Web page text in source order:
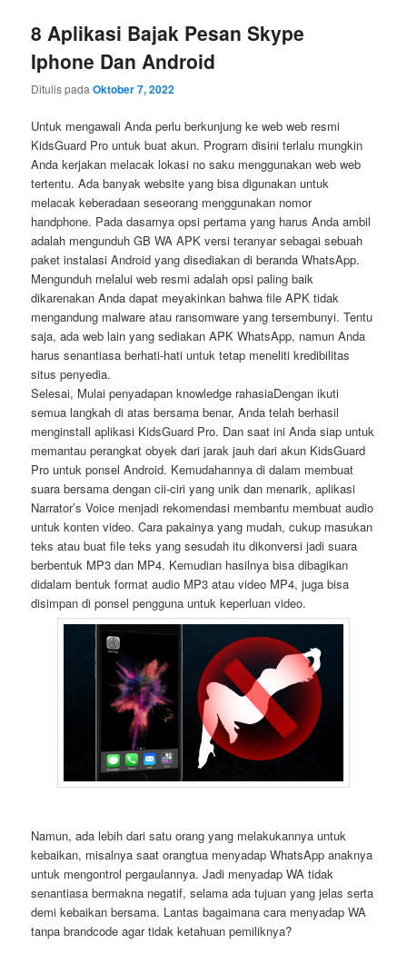
8 Aplikasi Bajak Pesan Skype
Iphone Dan Android
Ditulis padaOktober 7, 2022
Untuk mengawali Anda perlu berkunjung ke web web resmi
KidsGuard Pro untuk buat akun. Program disini terlalu mungkin
Anda kerjakan melacak lokasi no saku menggunakan web web
tertentu. Ada banyak website yang bisa digunakan untuk
melacak keberadaan seseorang menggunakan nomor
handphone. Pada dasarnya opsi pertama yang harus Anda ambil
adalah mengunduh GB WA APK versi teranyar sebagai sebuah
paket instalasi Android yang disediakan di beranda WhatsApp.
Mengunduh melalui web resmi adalah opsi paling baik
dikarenakan Anda dapat meyakinkan bahwa file APK tidak
mengandung malware atau ransomware yang tersembunyi. Tentu
saja, ada web lain yang sediakan APK WhatsApp, namun Anda
harus senantiasa berhati-hati untuk tetap meneliti kredibilitas
situs penyedia.
Selesai, Mulai penyadapan knowledge rahasiaDengan ikuti
semua langkah di atas bersama benar, Anda telah berhasil
menginstall aplikasi KidsGuard Pro. Dan saat ini Anda siap untuk
memantau perangkat obyek dari jarak jauh dari akun KidsGuard
Pro untuk ponsel Android. Kemudahannya di dalam membuat
suara bersama dengan cii-ciri yang unik dan menarik, aplikasi
Narrator’s Voice menjadi rekomendasi membantu membuat audio
untuk konten video. Cara pakainya yang mudah, cukup masukan
teks atau buat file teks yang sesudah itu dikonversi jadi suara
berbentuk MP3 dan MP4. Kemudian hasilnya bisa dibagikan
didalam bentuk format audio MP3 atau video MP4, juga bisa
disimpan di ponsel pengguna untuk keperluan video.
Namun, ada lebih dari satu orang yang melakukannya untuk
kebaikan, misalnya saat orangtua menyadap WhatsApp anaknya
untuk mengontrol pergaulannya. Jadi menyadap WA tidak
senantiasa bermakna negatif, selama ada tujuan yang jelas serta
demi kebaikan bersama. Lantas bagaimana cara menyadap WA
tanpa brandcode agar tidak ketahuan pemiliknya?